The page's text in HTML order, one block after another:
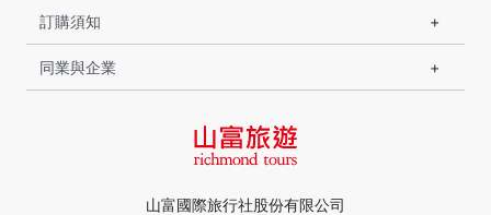
山富國際旅行社股份有限公司
訂購須知
同業與企業